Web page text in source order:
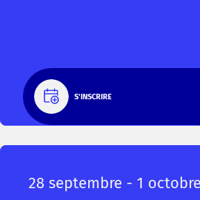
S'INSCRIRE
28 septembre - 1